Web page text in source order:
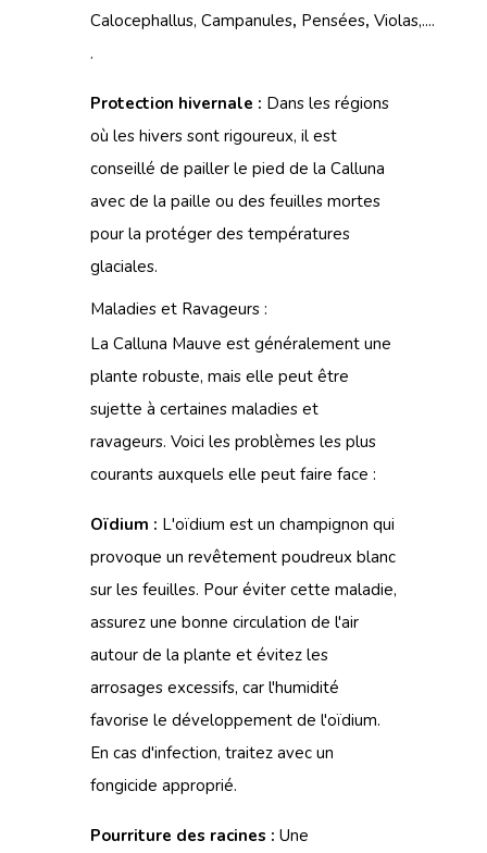
Calocephallus, Campanules, Pensées, Violas,....
.
Protection hivernale : Dans les régions
où les hivers sont rigoureux, il est
conseillé de pailler le pied de la Calluna
avec de la paille ou des feuilles mortes
pour la protéger des températures
glaciales.
Maladies et Ravageurs :
La Calluna Mauve est généralement une
plante robuste, mais elle peut être
sujette à certaines maladies et
ravageurs. Voici les problèmes les plus
courants auxquels elle peut faire face :
Oïdium : L'oïdium est un champignon qui
provoque un revêtement poudreux blanc
sur les feuilles. Pour éviter cette maladie,
assurez une bonne circulation de l'air
autour de la plante et évitez les
arrosages excessifs, car l'humidité
favorise le développement de l'oïdium.
En cas d'infection, traitez avec un
fongicide approprié.
Pourriture des racines : Une